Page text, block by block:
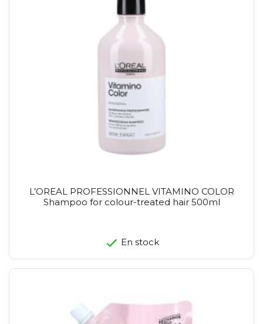
L’OREAL PROFESSIONNEL VITAMINO COLOR
Shampoo for colour-treated hair 500ml
En stock